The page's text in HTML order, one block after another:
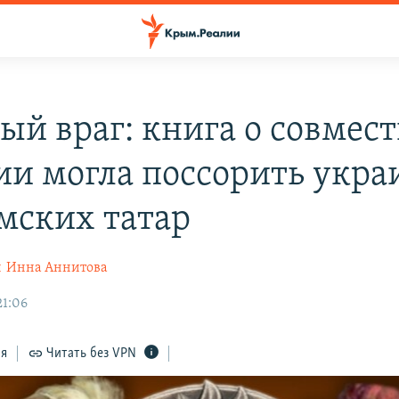
враг: книга о
могла поссорить
татар
Инна Аннитова
Читать без VPN